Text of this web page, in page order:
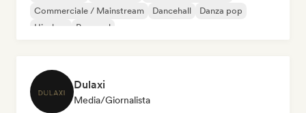
Commerciale / Mainstream
Dancehall
Danza pop
Hip-hop
Pop soul
Dulaxi
Media/Giornalista